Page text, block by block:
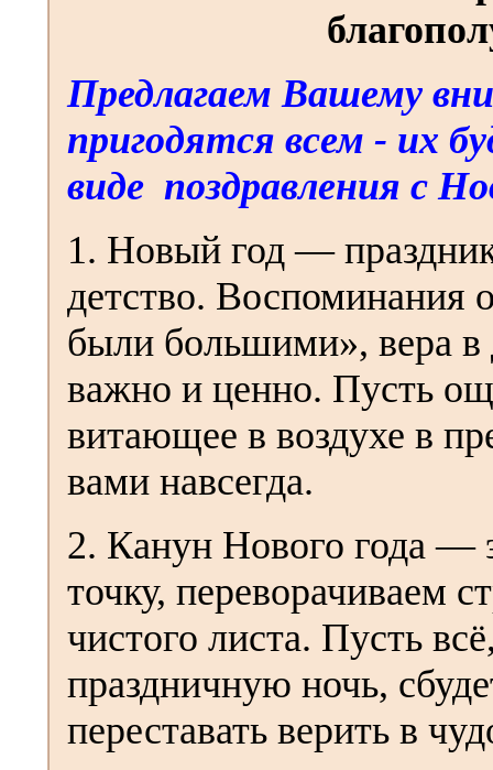
Предлагаем Вашему
пригодятся всем - их
виде поздравления с
1. Новый год —
детство. Воспоминания
были большими», вера
важно и ценно. Пусть
витающее в воздухе в
вами навсегда.
2. Канун Нового года —
точку, переворачиваем
чистого листа. Пусть
праздничную ночь,
переставать верить в